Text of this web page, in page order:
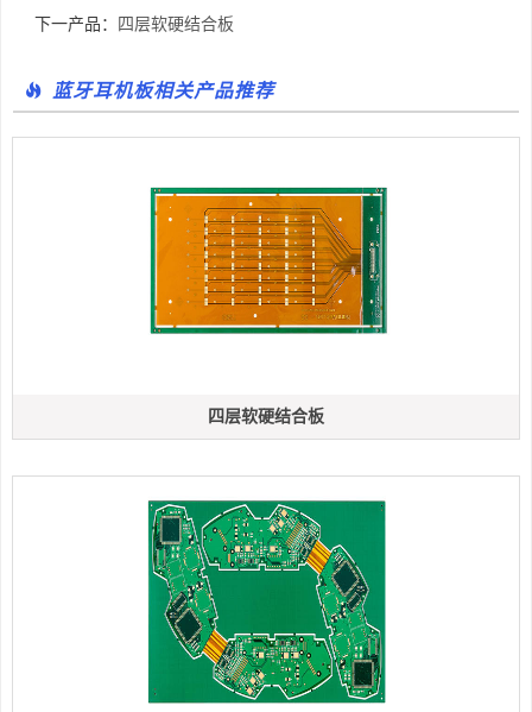
下一产品：
四层软硬结合板
蓝牙耳机板相关产品推荐
四层软硬结合板